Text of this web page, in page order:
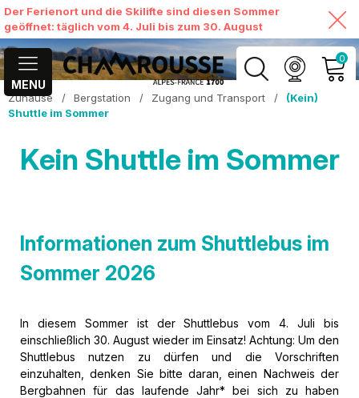
Der Ferienort und die Skilifte sind diesen Sommer
geöffnet: täglich vom 4. Juli bis zum 30. August
MENU
0
MEIN KONTO
MEINEN WARENKORB
ANSEHEN
Zuhause / Bergstation / Zugang und Transport /
(Kein)
Shuttle im Sommer
Kein Shuttle im Sommer
Informationen zum Shuttlebus im
Sommer 2026
In diesem Sommer ist der Shuttlebus vom 4. Juli bis
einschließlich 30. August wieder im Einsatz! Achtung: Um den
Shuttlebus nutzen zu dürfen und die Vorschriften
einzuhalten, denken Sie bitte daran, einen Nachweis der
Bergbahnen für das laufende Jahr* bei sich zu haben